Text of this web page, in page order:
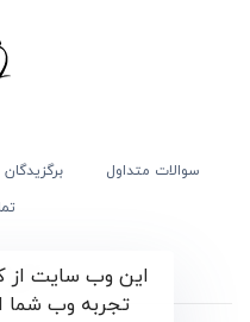
سوالات متداول برگزیدگان
این وب سایت از
تجربه وب شما